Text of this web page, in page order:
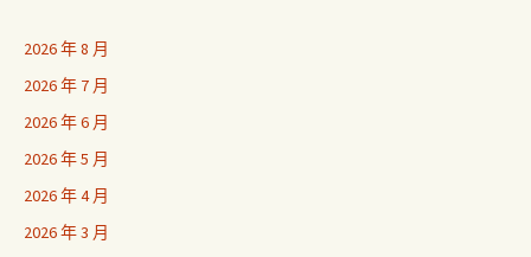
2026 年 8 月
2026 年 7 月
2026 年 6 月
2026 年 5 月
2026 年 4 月
2026 年 3 月